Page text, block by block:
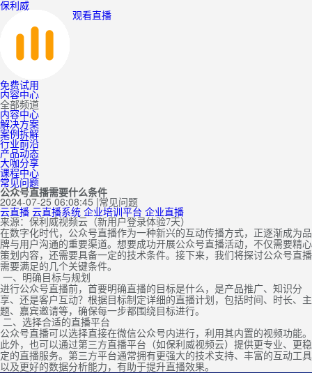
保利威
观看直播
免费试用
内容中心
全部频道
内容中心
解决方案
案例拆解
行业前沿
产品动态
大咖分享
课程中心
常见问题
公众号直播需要什么条件
2024-07-25 06:08:45 |常见问题
云直播 云直播系统 企业培训平台 企业直播
来源：保利威视频云（新用户登录体验7天）
在数字化时代，公众号直播作为一种新兴的互动传播方式，正逐渐成为品
牌与用户沟通的重要渠道。想要成功开展公众号直播活动，不仅需要精心
策划内容，还需要具备一定的技术条件。接下来，我们将探讨公众号直播
需要满足的几个关键条件。
一、明确目标与规划
进行公众号直播前，首要明确直播的目标是什么，是产品推广、知识分
享、还是客户互动？根据目标制定详细的直播计划，包括时间、时长、主
题、嘉宾邀请等，确保每一步都围绕目标进行。
二、选择合适的直播平台
公众号直播可以选择直接在微信公众号内进行，利用其内置的视频功能。
此外，也可以通过第三方直播平台（如保利威视频云）提供更专业、更稳
定的直播服务。第三方平台通常拥有更强大的技术支持、丰富的互动工具
以及更好的数据分析能力，有助于提升直播效果。